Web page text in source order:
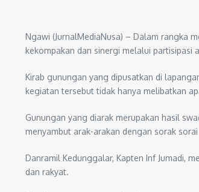
Ngawi (JurnalMediaNusa) – Dalam rangka
kekompakan dan sinergi melalui partisipasi
Kirab gunungan yang dipusatkan di
kegiatan tersebut tidak hanya melibatkan
Gunungan yang diarak merupakan hasil
menyambut arak-arakan dengan sorak
Danramil Kedunggalar, Kapten Inf Jumadi,
dan rakyat.